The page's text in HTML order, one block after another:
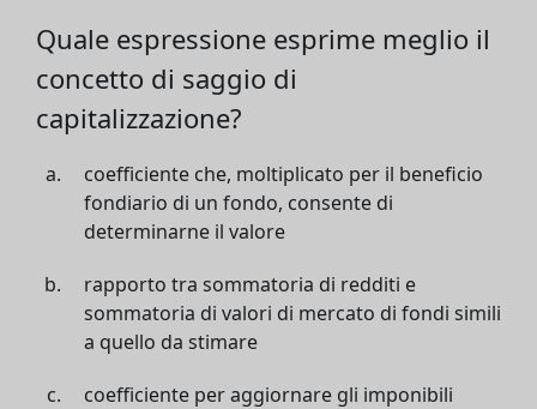
Quale espressione esprime meglio il
concetto di saggio di
capitalizzazione?
coefficiente che, moltiplicato per il beneficio
fondiario di un fondo, consente di
determinarne il valore
rapporto tra sommatoria di redditi e
sommatoria di valori di mercato di fondi simili
a quello da stimare
coefficiente per aggiornare gli imponibili